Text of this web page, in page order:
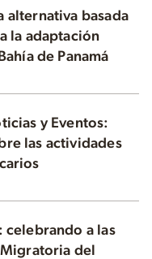
alternativa basada
la adaptación
de Panamá
y Eventos:
las actividades
celebrando a las
del